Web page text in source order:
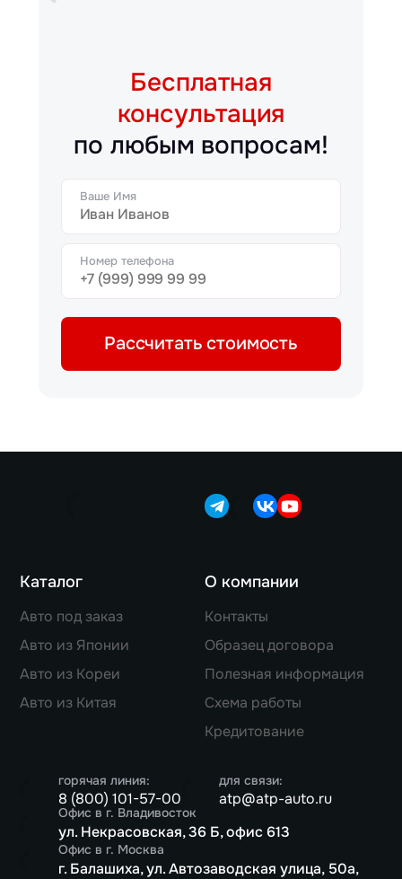
Бесплатная
консультация
по любым вопросам!
Ваше Имя
Номер телефона
Рассчитать стоимость
Каталог
Авто под заказ
Авто из Японии
Авто из Кореи
Авто из Китая
О компании
Контакты
Образец договора
Полезная информация
Схема работы
Кредитование
горячая линия:
8 (800) 101-57-00
для связи:
atp@atp-auto.ru
Офис в г. Владивосток
ул. Некрасовская, 36 Б, офис 613
Офис в г. Москва
г. Балашиха, ул. Автозаводская улица, 50а,